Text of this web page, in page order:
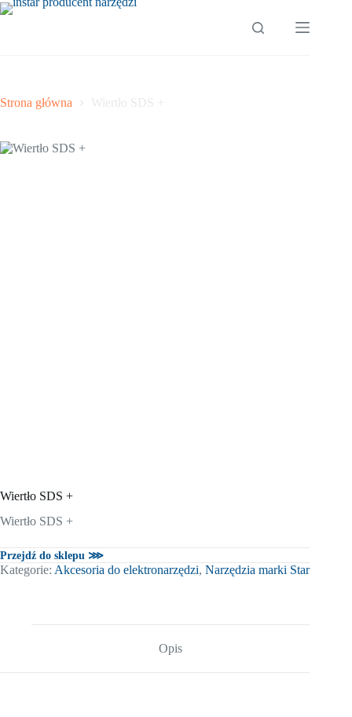
Przejdź
Strona główna
Wiertło SDS +
Wiertło SDS +
Przejdź do sklepu ⋙
Kategorie: Akcesoria do elektronarzędzi, Narzędzia marki Star
Opis